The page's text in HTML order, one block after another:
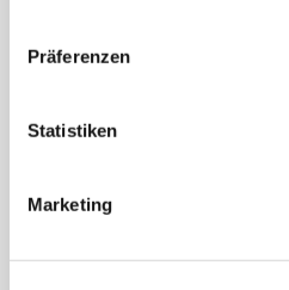
Präferenzen
Statistiken
Marketing
müssen aufgrund von
medizinische Hilfe in
cannabisbezogener
Unbedingt notwendig sei ein